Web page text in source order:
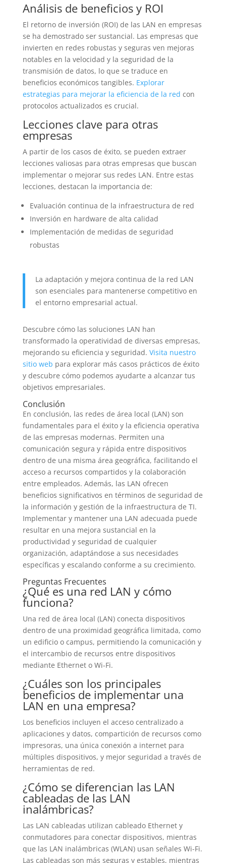
Análisis de beneficios y ROI
El retorno de inversión (ROI) de las LAN en empresas
se ha demostrado ser sustancial. Las empresas que
invierten en redes robustas y seguras ven mejoras
notables en la velocidad y la seguridad de la
transmisión de datos, lo que se traduce en
beneficios económicos tangibles. Explorar
estrategias para mejorar la eficiencia de la red con
protocolos actualizados es crucial.
Lecciones clave para otras
empresas
A partir de los casos de éxito, se pueden extraer
lecciones valiosas para otras empresas que buscan
implementar o mejorar sus redes LAN. Entre estas
lecciones, destacan la importancia de:
Evaluación continua de la infraestructura de red
Inversión en hardware de alta calidad
Implementación de medidas de seguridad
robustas
La adaptación y mejora continua de la red LAN
son esenciales para mantenerse competitivo en
el entorno empresarial actual.
Descubre cómo las soluciones LAN han
transformado la operatividad de diversas empresas,
mejorando su eficiencia y seguridad. Visita nuestro
sitio web para explorar más casos prácticos de éxito
y descubre cómo podemos ayudarte a alcanzar tus
objetivos empresariales.
Conclusión
En conclusión, las redes de área local (LAN) son
fundamentales para el éxito y la eficiencia operativa
de las empresas modernas. Permiten una
comunicación segura y rápida entre dispositivos
dentro de una misma área geográfica, facilitando el
acceso a recursos compartidos y la colaboración
entre empleados. Además, las LAN ofrecen
beneficios significativos en términos de seguridad de
la información y gestión de la infraestructura de TI.
Implementar y mantener una LAN adecuada puede
resultar en una mejora sustancial en la
productividad y seguridad de cualquier
organización, adaptándose a sus necesidades
específicas y escalando conforme a su crecimiento.
Preguntas Frecuentes
¿Qué es una red LAN y cómo
funciona?
Una red de área local (LAN) conecta dispositivos
dentro de una proximidad geográfica limitada, como
un edificio o campus, permitiendo la comunicación y
el intercambio de recursos entre dispositivos
mediante Ethernet o Wi-Fi.
¿Cuáles son los principales
beneficios de implementar una
LAN en una empresa?
Los beneficios incluyen el acceso centralizado a
aplicaciones y datos, compartición de recursos como
impresoras, una única conexión a internet para
múltiples dispositivos, y mejor seguridad a través de
herramientas de red.
¿Cómo se diferencian las LAN
cableadas de las LAN
inalámbricas?
Las LAN cableadas utilizan cableado Ethernet y
conmutadores para conectar dispositivos, mientras
que las LAN inalámbricas (WLAN) usan señales Wi-Fi.
Las cableadas son más seguras y estables, mientras